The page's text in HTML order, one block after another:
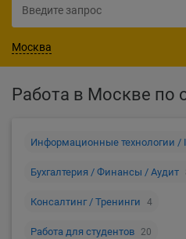
Москва
Работа в Москве по
Информационные технологии /
Бухгалтерия / Финансы / Аудит
Консалтинг / Тренинги 4
Работа для студентов 20